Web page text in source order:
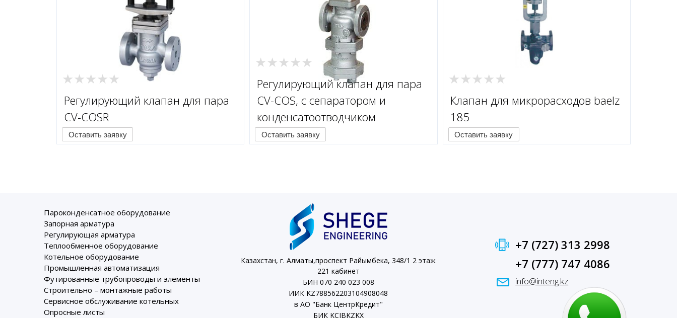
Регулирующий клапан для пара
CV-COSR
Оставить заявку
Регулирующий клапан для пара
CV-COS, с сепаратором и
конденсатоотводчиком
Оставить заявку
Клапан для микрорасходов baelz
185
Оставить заявку
Пароконденсатное оборудование
Запорная арматура
Регулирующая арматура
Теплообменное оборудование
Котельное оборудование
Промышленная автоматизация
Футированные трубопроводы и элементы
Строительно – монтажные работы
Сервисное обслуживание котельных
Опросные листы
Казахстан, г. Алматы,проспект Райымбека, 348/1 2 этаж
221 кабинет
БИН 070 240 023 008
ИИК KZ788562203104908048
в АО "Банк ЦентрКредит"
БИК KCJBKZKX
+7 (727) 313 2998
+7 (777) 747 4086
info@inteng.kz